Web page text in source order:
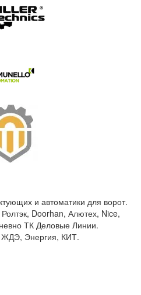
и автоматики для ворот.
Doorhan, Алютех, Nice,
ТК Деловые Линии.
ЖДЭ, Энергия, КИТ.